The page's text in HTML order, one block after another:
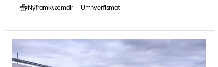
Nýframkvæmdir Umhverfismat